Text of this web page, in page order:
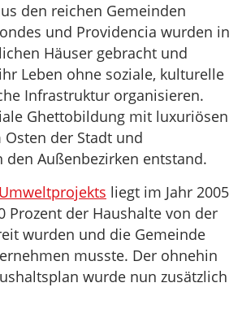
den reichen Gemeinden
und Providencia wurden in
Häuser gebracht und
Leben ohne soziale, kulturelle
Infrastruktur organisieren.
Ghettobildung mit luxuriösen
der Stadt und
Außenbezirken entstand.
Umweltprojekts liegt im Jahr 2005
Prozent der Haushalte von der
wurden und die Gemeinde
musste. Der ohnehin
wurde nun zusätzlich